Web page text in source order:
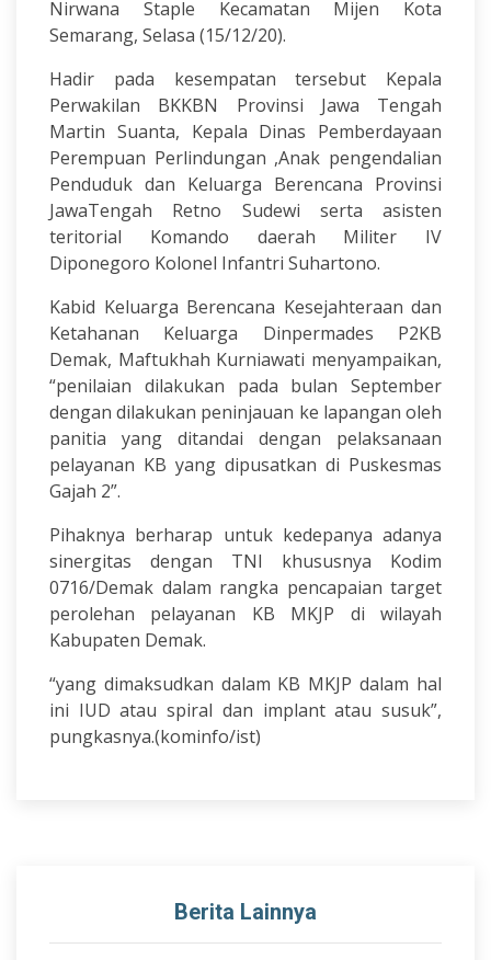
Nirwana Staple Kecamatan Mijen Kota
Semarang, Selasa (15/12/20).
Hadir pada kesempatan tersebut Kepala
Perwakilan BKKBN Provinsi Jawa Tengah
Martin Suanta, Kepala Dinas Pemberdayaan
Perempuan Perlindungan ,Anak pengendalian
Penduduk dan Keluarga Berencana Provinsi
JawaTengah Retno Sudewi serta asisten
teritorial Komando daerah Militer IV
Diponegoro Kolonel Infantri Suhartono.
Kabid Keluarga Berencana Kesejahteraan dan
Ketahanan Keluarga Dinpermades P2KB
Demak, Maftukhah Kurniawati menyampaikan,
“penilaian dilakukan pada bulan September
dengan dilakukan peninjauan ke lapangan oleh
panitia yang ditandai dengan pelaksanaan
pelayanan KB yang dipusatkan di Puskesmas
Gajah 2”.
Pihaknya berharap untuk kedepanya adanya
sinergitas dengan TNI khususnya Kodim
0716/Demak dalam rangka pencapaian target
perolehan pelayanan KB MKJP di wilayah
Kabupaten Demak.
“yang dimaksudkan dalam KB MKJP dalam hal
ini IUD atau spiral dan implant atau susuk”,
pungkasnya.(kominfo/ist)
Berita Lainnya